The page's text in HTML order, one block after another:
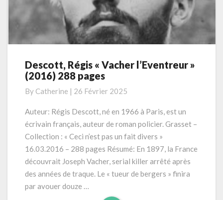
Descott,
Régis
l’Eventreur »
(2016)
pages
Descott, Régis « Vacher l’Eventreur »
(2016) 288 pages
By Catherine | 26 Février 2025
Auteur: Régis Descott, né en 1966 à Paris, est un
écrivain français, auteur de roman policier. Grasset –
Collection : « Ceci n’est pas un fait divers »
16.03.2016 – 288 pages Résumé: En 1897, la France
découvrait Joseph Vacher, serial killer arrêté après
des années de traque. Le « tueur de bergers » finira
par avouer douze …